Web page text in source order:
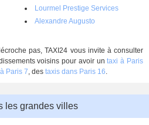
Lourmel Prestige Services
Alexandre Augusto
pas, TAXI24 vous invite à consulter
voisins pour avoir untaxi à Paris
Paris 7, des taxis dans Paris 16.
les grandes villes